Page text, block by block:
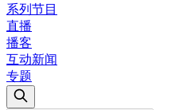
系列节目
直播
播客
互动新闻
专题